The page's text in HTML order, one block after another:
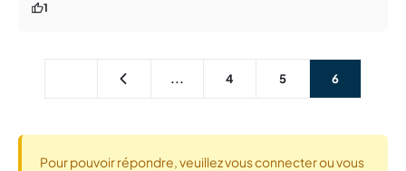
1
... 4 5 6
Pour pouvoir répondre, veuillez vous connecter ou vous